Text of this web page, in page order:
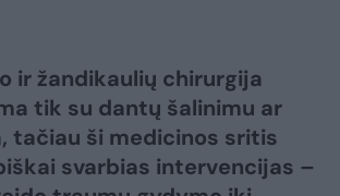
ir žandikaulių chirurgija
tik su dantų šalinimu ar
tačiau ši medicinos sritis
svarbias intervencijas –